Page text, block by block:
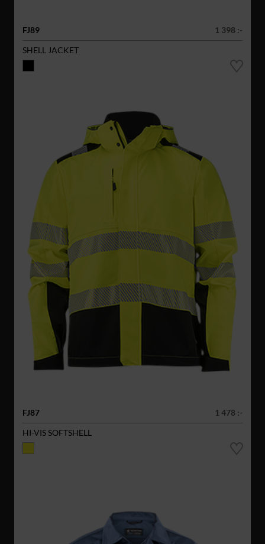
FJ89
1 398 :-
SHELL JACKET
FJ87
1 478 :-
HI-VIS SOFTSHELL